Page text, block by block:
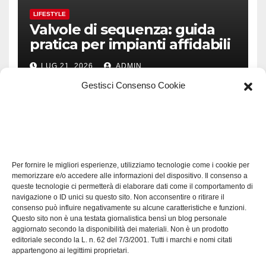
Gestisci Consenso Cookie
Per fornire le migliori esperienze, utilizziamo tecnologie come i cookie per
memorizzare e/o accedere alle informazioni del dispositivo. Il consenso a
queste tecnologie ci permetterà di elaborare dati come il comportamento di
navigazione o ID unici su questo sito. Non acconsentire o ritirare il
consenso può influire negativamente su alcune caratteristiche e funzioni.
Questo sito non è una testata giornalistica bensì un blog personale
aggiornato secondo la disponibilità dei materiali. Non è un prodotto
editoriale secondo la L. n. 62 del 7/3/2001. Tutti i marchi e nomi citati
appartengono ai legittimi proprietari.
LIFESTYLE
Valvole di sequenza: guida
pratica per impianti affidabili
LUG 21, 2026 ADMIN
guida pratica alla scelta
efficace
LUG 17, 2026 ADMIN